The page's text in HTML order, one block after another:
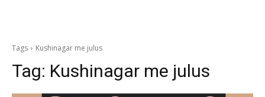
Tags Kushinagar me julus
Tag: Kushinagar me julus